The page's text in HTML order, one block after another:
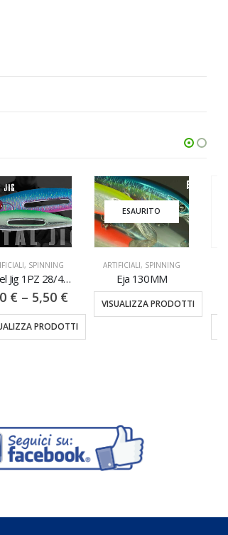
ESAURITO
ARTIFICIALI,SPINNING
Eja 130MM
VISUALIZZA PRODOTTI
SALDO
ARTIFICIALI,SPINNING
Coixedda 130
16,50€